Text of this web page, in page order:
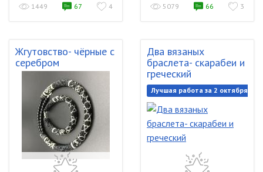
1449 67 4 5079 66 3
Жгутовство- чёрные с
серебром
Два вязаных
браслета- скарабеи и
греческий
Лучшая работа за 2 октября